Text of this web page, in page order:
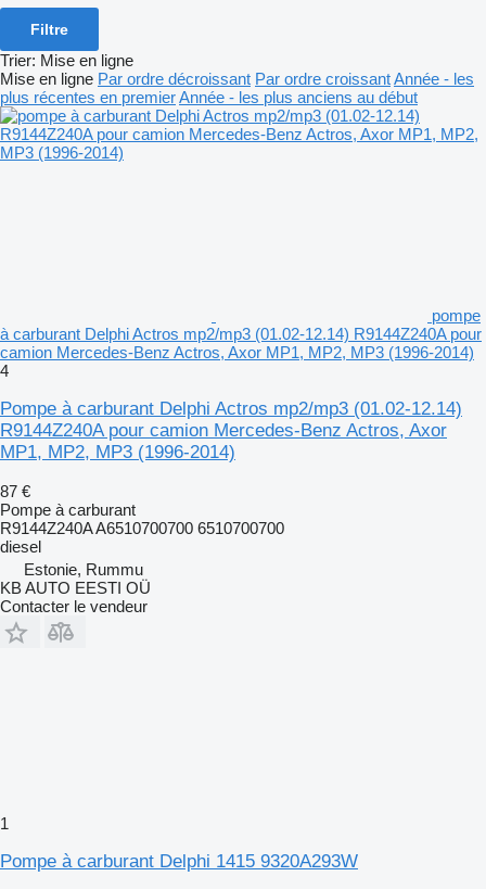
Filtre
Trier: Mise en ligne
Mise en ligne Par ordre décroissant Par ordre croissantAnnée - les
plus récentes en premierAnnée - les plus anciens au début
pompe
à carburant Delphi Actros mp2/mp3 (01.02-12.14) R9144Z240A pour
camion Mercedes-Benz Actros, Axor MP1, MP2, MP3 (1996-2014)
4
Pompe à carburant Delphi Actros mp2/mp3 (01.02-12.14)
R9144Z240A pour camion Mercedes-Benz Actros, Axor
MP1, MP2, MP3 (1996-2014)
87 €
Pompe à carburant
R9144Z240A A6510700700 6510700700
diesel
Estonie, Rummu
KB AUTO EESTI OÜ
Contacter le vendeur
1
Pompe à carburant Delphi 1415 9320A293W